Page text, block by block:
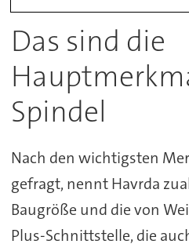
Das sind die
Spindel
Nach den wichtigsten
gefragt, nennt Havrda
Baugröße und die von
Plus-Schnittstelle, die